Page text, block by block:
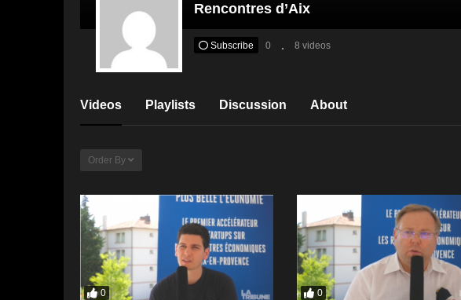
Rencontres d’Aix
Subscribe 0 8 videos
Videos Playlists Discussion About
Order By
0 0